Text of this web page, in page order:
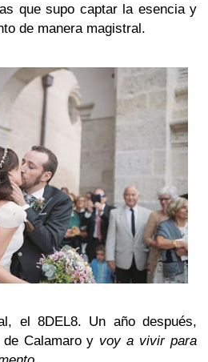
que supo captar la esencia y
de manera magistral.
el 8DEL8. Un año después,
Calamaro y voy a vivir para